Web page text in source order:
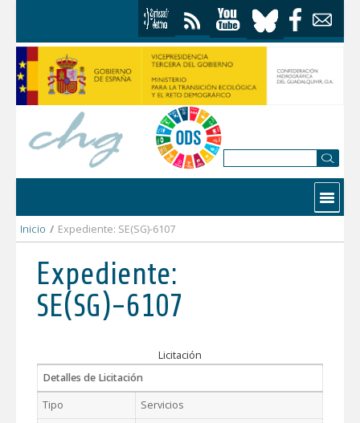
Contactar
Inicio / Expediente: SE(SG)-6107
Expediente:
SE(SG)-6107
Licitación
Detalles de Licitación
Tipo
Servicios